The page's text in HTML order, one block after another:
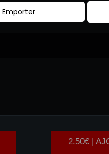
2.50€ |